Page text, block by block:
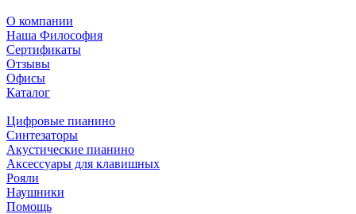
О компании
Наша Философия
Сертификаты
Отзывы
Офисы
Каталог
Цифровые пианино
Синтезаторы
Акустические пианино
Аксессуары для клавишных
Рояли
Наушники
Помощь